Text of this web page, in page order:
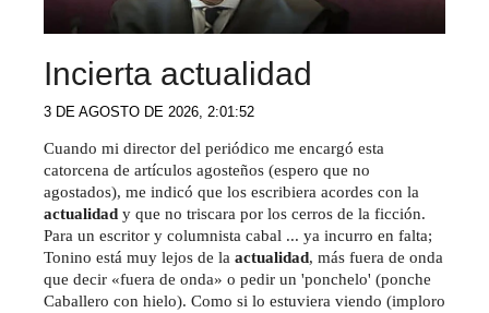
Incierta actualidad
3 DE AGOSTO DE 2026, 2:01:52
Cuando mi director del periódico me encargó esta
catorcena de artículos agosteños (espero que no
agostados), me indicó que los escribiera acordes con la
actualidad y que no triscara por los cerros de la ficción.
Para un escritor y columnista cabal ... ya incurro en falta;
Tonino está muy lejos de la actualidad, más fuera de onda
que decir «fuera de onda» o pedir un 'ponchelo' (ponche
Caballero con hielo). Como si lo estuviera viendo (imploro